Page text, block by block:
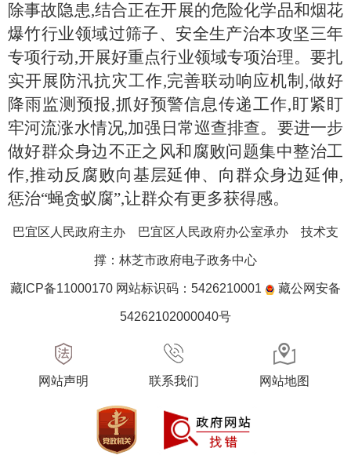
除事故隐患,结合正在开展的危险化学品和烟花
爆竹行业领域过筛子、安全生产治本攻坚三年
专项行动,开展好重点行业领域专项治理。要扎
实开展防汛抗灾工作,完善联动响应机制,做好
降雨监测预报,抓好预警信息传递工作,盯紧盯
牢河流涨水情况,加强日常巡查排查。要进一步
做好群众身边不正之风和腐败问题集中整治工
作,推动反腐败向基层延伸、向群众身边延伸,
惩治“蝇贪蚁腐”,让群众有更多获得感。
巴宜区人民政府主办 巴宜区人民政府办公室承办 技术支
撑：林芝市政府电子政务中心
藏ICP备11000170 网站标识码：5426210001 藏公网安备
54262102000040号
网站声明 联系我们 网站地图